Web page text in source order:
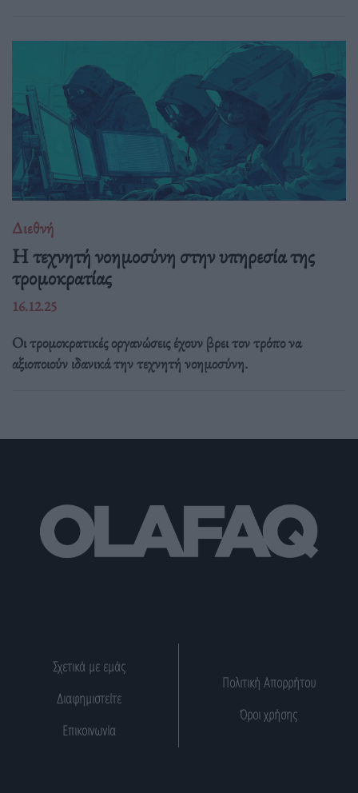
Διεθνή
Η τεχνητή νοημοσύνη στην υπηρεσία της
τρομοκρατίας
16.12.25
Οι τρομοκρατικές οργανώσεις έχουν βρει τον τρόπο να
αξιοποιούν ιδανικά την τεχνητή νοημοσύνη.
Σχετικά με εμάς
Διαφημιστείτε
Επικοινωνία
Πολιτική Απορρήτου
Όροι χρήσης